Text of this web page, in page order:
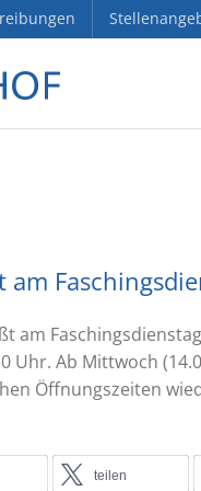
am
Uhr. Ab Mittwoch
Öffnungszeiten
teilen